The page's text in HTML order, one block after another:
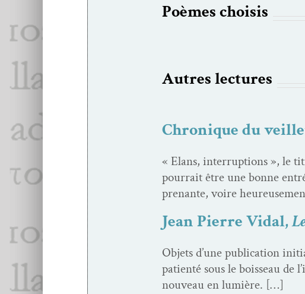
Poèmes choi­sis
Autres lec­tures
Chronique du
« Elans, inter­rup­tions », le
pour­rait être une bonne
prenante, voire
Jean Pierre Vidal,
Objets d’une pub­li­ca­tion
patien­té sous le bois­seau de
nou­veau en lumière. […]